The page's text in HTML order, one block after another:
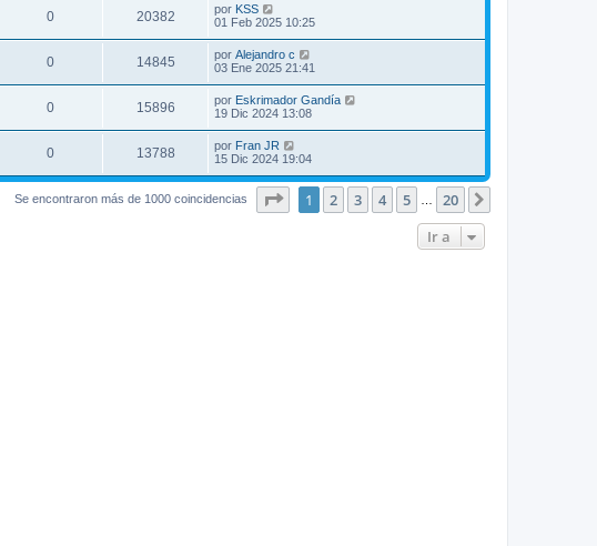
0 20382 por KSS
01 Feb 2025 10:25
0 14845 por Alejandro c
03 Ene 2025 21:41
0 15896 por Eskrimador Gandía
19 Dic 2024 13:08
0 13788 por Fran JR
15 Dic 2024 19:04
Se encontraron más de 1000 coincidencias Página1 de 20
1 2 3 4 5 20
Ir a